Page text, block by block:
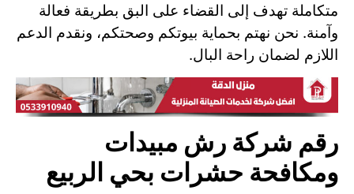
متكاملة تهدف إلى القضاء على البق بطريقة فعالة
وآمنة. نحن نهتم بحماية بيوتكم وصحتكم، ونقدم الدعم
اللازم لضمان راحة البال.
رقم شركة رش مبيدات
ومكافحة حشرات بحي الربيع